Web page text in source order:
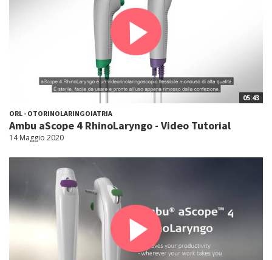
05:43
ORL - OTORINOLARINGOIATRIA
Ambu aScope 4 RhinoLaryngo - Video Tutorial
14 Maggio 2020